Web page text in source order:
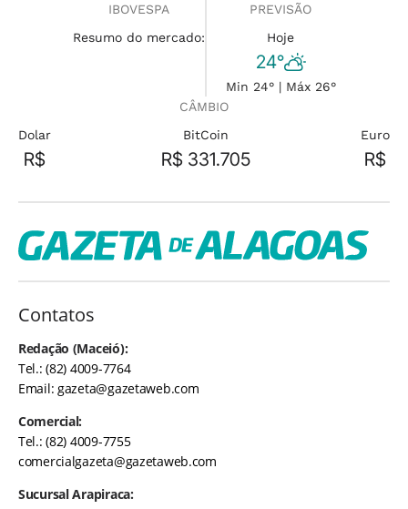
IBOVESPA
Resumo do mercado:
PREVISÃO
Hoje
24°
Min 24° | Máx 26°
CÂMBIO
Dolar
R$
BitCoin
R$ 331.705
Euro
R$
Contatos
Redação (Maceió):
Tel.: (82) 4009-7764
Email:gazeta@gazetaweb.com
Comercial:
Tel.: (82) 4009-7755
comercialgazeta@gazetaweb.com
Sucursal Arapiraca: